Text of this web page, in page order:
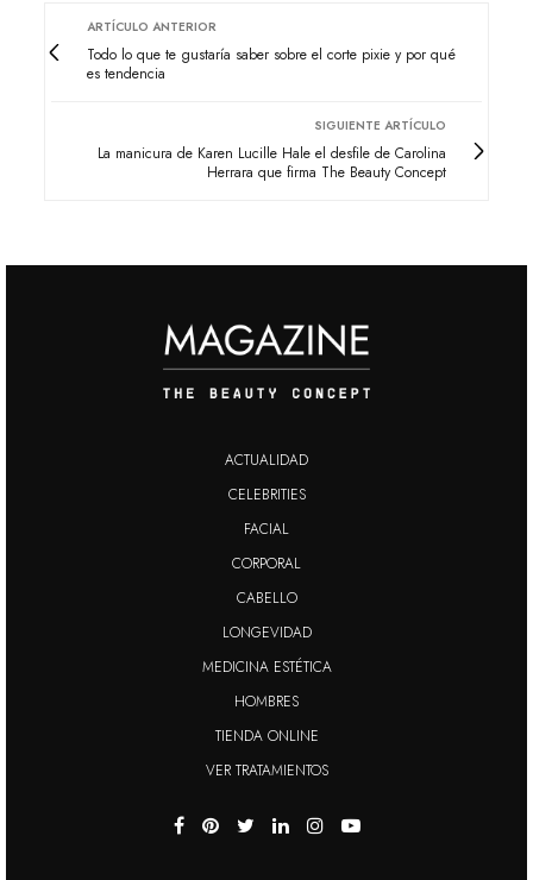
ARTÍCULO ANTERIOR
Todo lo que te gustaría saber sobre el corte pixie y por qué
es tendencia
SIGUIENTE ARTÍCULO
La manicura de Karen Lucille Hale el desfile de Carolina
Herrara que firma The Beauty Concept
ACTUALIDAD
CELEBRITIES
FACIAL
CORPORAL
CABELLO
LONGEVIDAD
MEDICINA ESTÉTICA
HOMBRES
TIENDA ONLINE
VER TRATAMIENTOS
necesarias para su funcionamiento, para